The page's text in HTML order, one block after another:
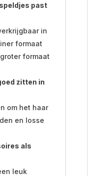
past
in
formaat
formaat
zitten in
om het haar
en losse
als
leuk